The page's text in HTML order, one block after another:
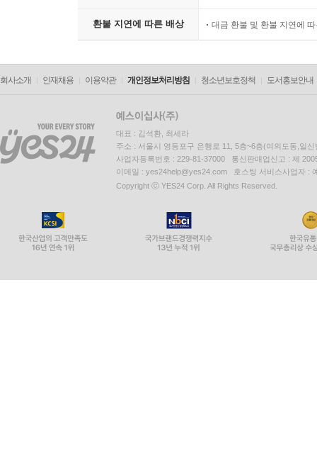
환불 지연에 따른 배상 대금 환불 및 환불 지연에
회사소개 인재채용 이용약관 개인정보처리방침 청소년보호정책 도서홍보안내
대표 : 김석환, 최세라
주소 : 서울시 영등포구 은행로 11, 5층~6층(여의도동,일신
사업자등록번호 : 229-81-37000 통신판매업신고 : 제
이메일 : yes24help@yes24.com 호스팅 서비스사업자 :
Copyright ⓒ YES24 Corp. All Rights Reserved.